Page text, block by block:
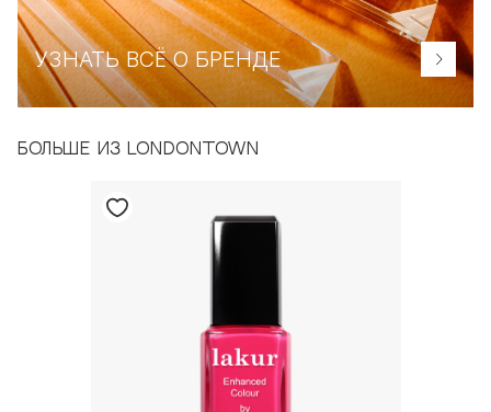
УЗНАТЬ ВСЁ О БРЕНДЕ
БОЛЬШЕ ИЗ LONDONTOWN